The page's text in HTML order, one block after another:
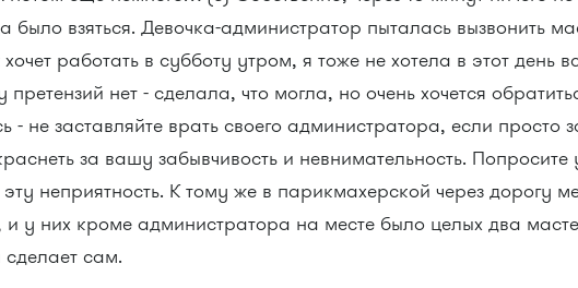
было взяться. Девочка-администратор пыталась вызвонить
работать в субботу утром, я тоже не хотела в этот день
нет - сделала, что могла, но очень хочется
- не заставляйте врать своего администратора, если просто
за вашу забывчивость и невнимательность. Попросите
неприятность. К тому же в парикмахерской через дорогу
и у них кроме администратора на месте было целых два
сам.